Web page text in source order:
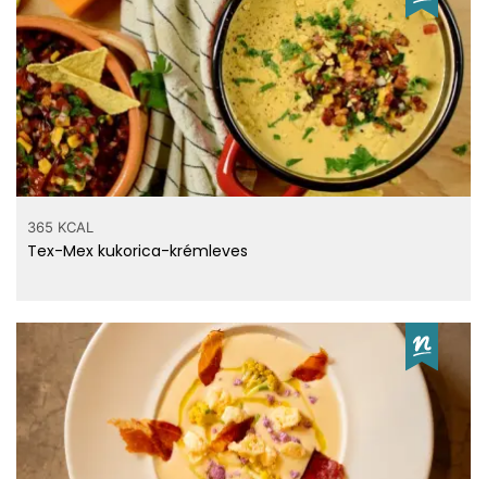
365 KCAL
Tex-Mex kukorica-krémleves